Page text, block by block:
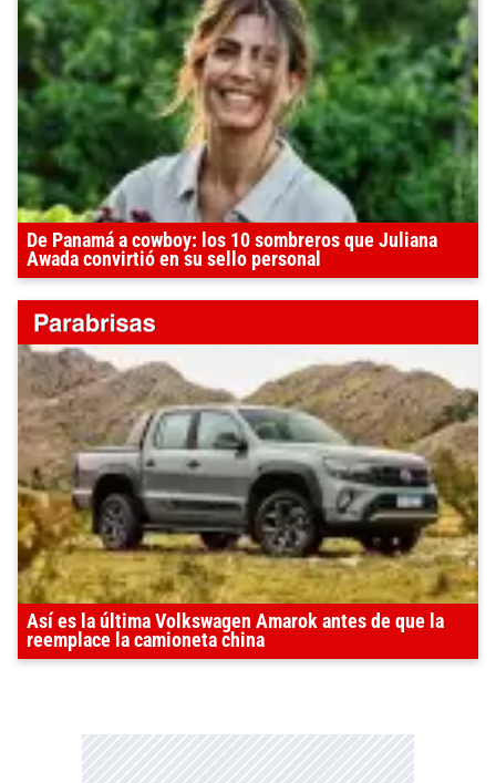
De Panamá a cowboy: los 10 sombreros que Juliana
Awada convirtió en su sello personal
Así es la última Volkswagen Amarok antes de que la
reemplace la camioneta china